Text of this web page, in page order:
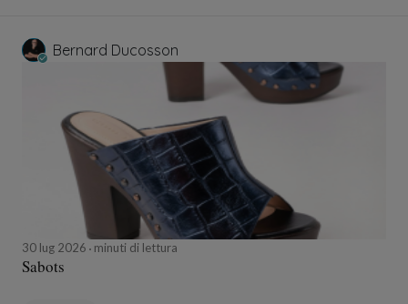
Bernard Ducosson
30 lug 2026 minuti di lettura
Sabots